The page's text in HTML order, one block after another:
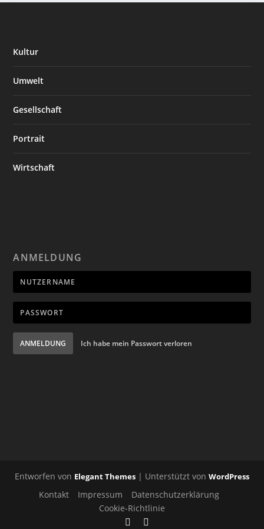
Kultur
Umwelt
Gesellschaft
Portrait
Wirtschaft
ANMELDUNG
ANMELDUNG Ich habe mein Passwort verloren
Entworfen von Elegant Themes | Unterstützt von WordPress
Kontakt Impressum
Datenschutzerklärung
Cookie-Richtlinie